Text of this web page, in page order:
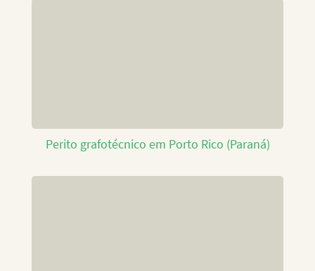
Perito grafotécnico em Porto Rico (Paraná)